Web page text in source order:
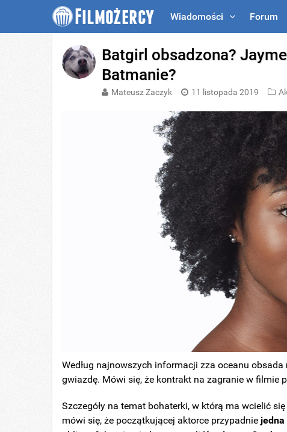
Wiadomości Forum
Batgirl obsadzona?
Batmanie?
Mateusz Zaczyk 11 listopada 2019
Według najnowszych informacji zza oceanu obsada
gwiazdę. Mówi się, że kontrakt na zagranie w filmie
Szczegóły na temat bohaterki, w którą ma wcielić
mówi się, że początkującej aktorce przypadnie jedna